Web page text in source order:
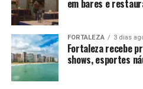
em bares e
FORTALEZA 3 dias
Fortaleza recebe
shows, esportes